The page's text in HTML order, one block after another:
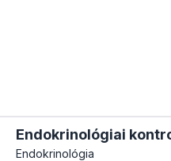
Endokrinológiai
Endokrinológia